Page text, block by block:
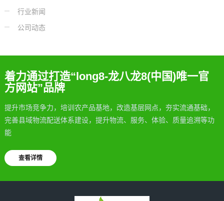
行业新闻
公司动态
着力通过打造“long8-龙八龙8(中国)唯一官
方网站”品牌
提升市场竞争力，培训农产品基地，改造基层网点，夯实流通基础，
完善县域物流配送体系建设，提升物流、服务、体验、质量追溯等功
能
查看详情